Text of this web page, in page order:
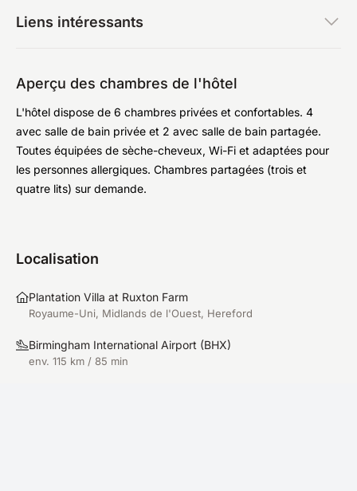
Liens intéressants
Aperçu des chambres de l'hôtel
L'hôtel dispose de 6 chambres privées et confortables. 4
avec salle de bain privée et 2 avec salle de bain partagée.
Toutes équipées de sèche-cheveux, Wi-Fi et adaptées pour
les personnes allergiques. Chambres partagées (trois et
quatre lits) sur demande.
Localisation
Plantation Villa at Ruxton Farm
Royaume-Uni, Midlands de l'Ouest, Hereford
Birmingham International Airport (BHX)
env. 115 km / 85 min